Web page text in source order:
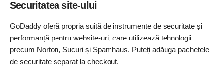
Securitatea site-ului
GoDaddy oferă propria suită de instrumente de securitate și
performanță pentru website-uri, care utilizează tehnologii
precum Norton, Sucuri și Spamhaus. Puteți adăuga pachetele
de securitate separat la checkout.